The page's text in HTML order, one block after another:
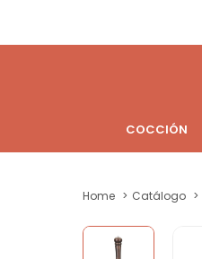
COCCIÓN
Home Catálogo